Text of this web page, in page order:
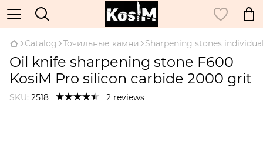
Catalog Точильные камни Sharpening stones
Oil knife sharpening stone F600
KosiM Pro silicon carbide 2000 grit
SKU: 2518 2 reviews